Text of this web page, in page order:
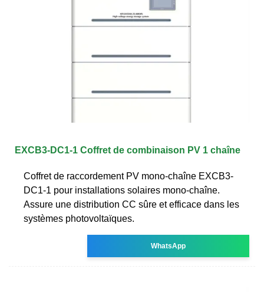
EXCB3-DC1-1 Coffret de combinaison PV 1 chaîne
Coffret de raccordement PV mono-chaîne EXCB3-
DC1-1 pour installations solaires mono-chaîne.
Assure une distribution CC sûre et efficace dans les
systèmes photovoltaïques.
WhatsApp